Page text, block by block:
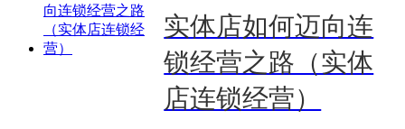
实体店如何迈向连
锁经营之路（实体
店连锁经营）